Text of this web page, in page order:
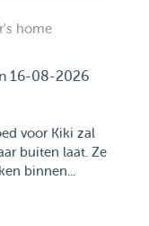
home
16-08-2026
voor Kiki zal
buiten laat. Ze
binnen...